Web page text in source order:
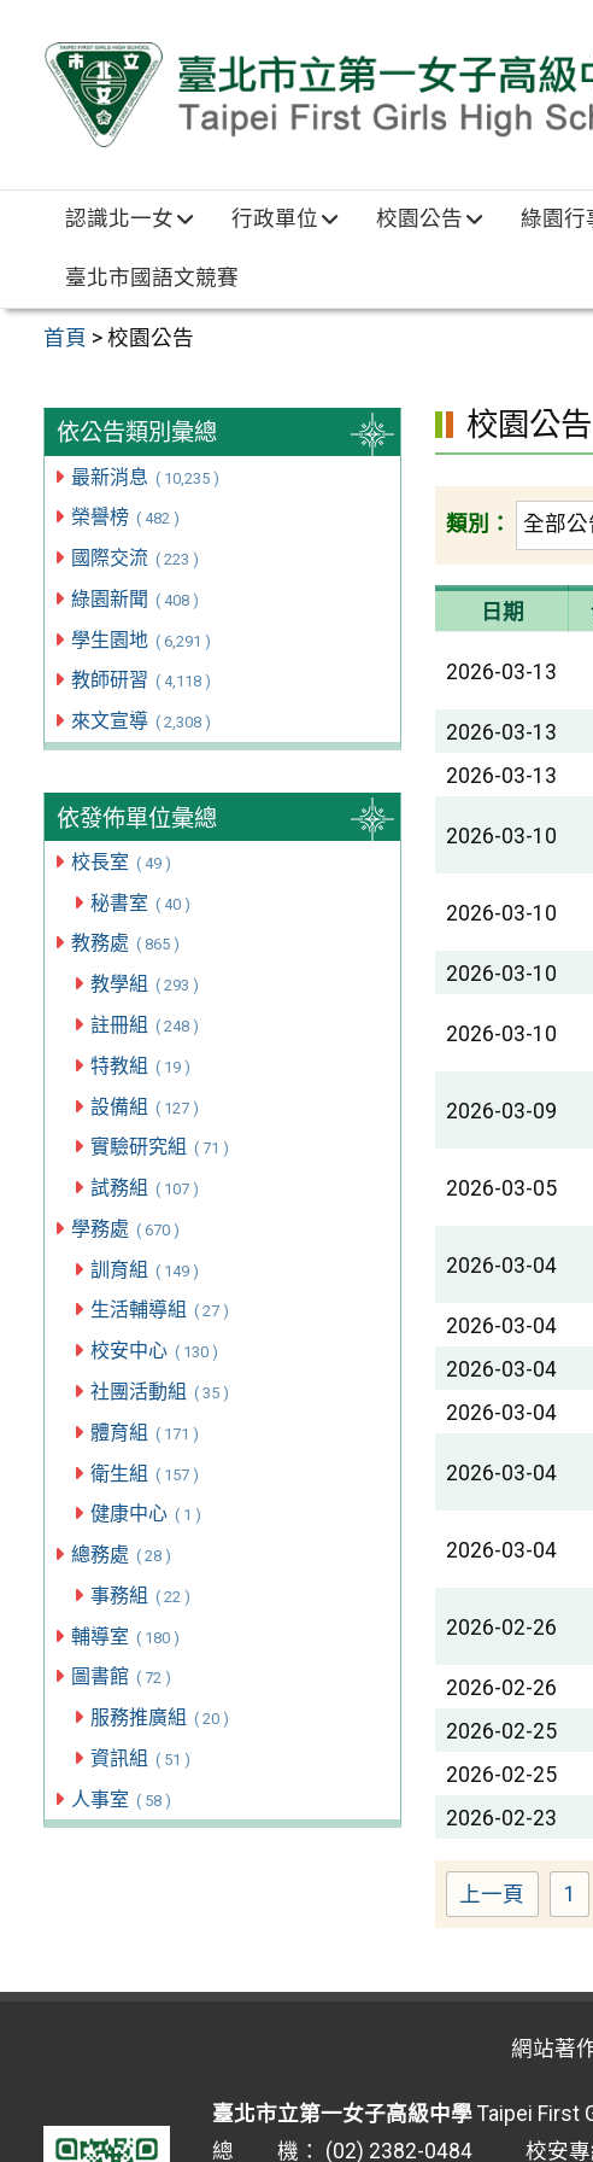
認識北一女 行政單位 校園公告 綠園行
臺北市國語文競賽
首頁 >校園公告
依公告類別彙總
最新消息 ( 10,235 )
榮譽榜 ( 482 )
國際交流 ( 223 )
綠園新聞 ( 408 )
學生園地 ( 6,291 )
教師研習 ( 4,118 )
來文宣導 ( 2,308 )
依發佈單位彙總
校長室 ( 49 )
秘書室 ( 40 )
教務處 ( 865 )
教學組 ( 293 )
註冊組 ( 248 )
特教組 ( 19 )
設備組 ( 127 )
實驗研究組 ( 71 )
試務組 ( 107 )
學務處 ( 670 )
訓育組 ( 149 )
生活輔導組 ( 27 )
校安中心 ( 130 )
社團活動組 ( 35 )
體育組 ( 171 )
衛生組 ( 157 )
健康中心 ( 1 )
總務處 ( 28 )
事務組 ( 22 )
輔導室 ( 180 )
圖書館 ( 72 )
服務推廣組 ( 20 )
資訊組 ( 51 )
人事室 ( 58 )
校園公告
類別：
日期
2026-03-13
2026-03-13
2026-03-13
2026-03-10
2026-03-10
2026-03-10
2026-03-10
2026-03-09
2026-03-05
2026-03-04
2026-03-04
2026-03-04
2026-03-04
2026-03-04
2026-03-04
2026-02-26
2026-02-26
2026-02-25
2026-02-25
2026-02-23
上一頁 1
網站著
臺北市立第一女子高級中學 Taipei First
總 機： (02) 2382-0484 校安專線